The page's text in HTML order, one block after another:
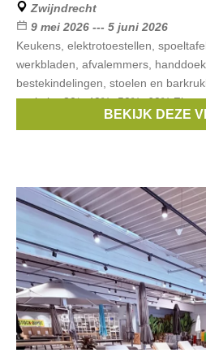
Zwijndrecht
9 mei 2026 --- 5 juni 2026
Keukens, elektrotoestellen,
werkbladen, afvalemmers,
bestekindelingen, stoelen en
sanitair. -30* -40% -50% -60% Zie
Franke,Blanco,Novy ,
BEKIJK DEZE